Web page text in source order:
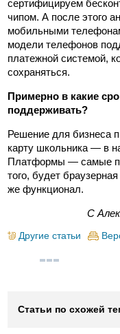
сертифицируем
чипом. А после этого
мобильными
модели телефонов
платежной системой,
сохраняться.
Примерно в какие
поддерживать?
Решение для бизнеса
карту школьника — в
Платформы — самые
того, будет
же функционал.
С
Другие статьи
Статьи по схожей